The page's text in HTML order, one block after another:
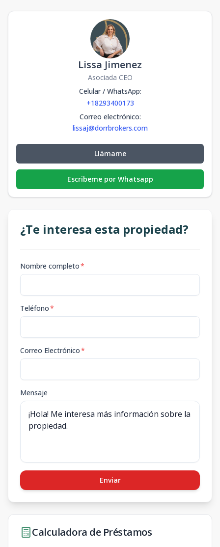
Lissa Jimenez
Asociada CEO
Celular / WhatsApp:
+18293400173
Correo electrónico:
lissaj@dorrbrokers.com
Llámame
Escribeme por Whatsapp
¿Te interesa esta propiedad?
Nombre completo*
Teléfono*
Correo Electrónico*
Mensaje
Enviar
Calculadora de Préstamos